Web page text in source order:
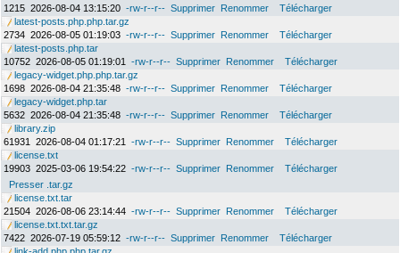
1215 2026-08-04 13:15:20 -rw-r--r-- Supprimer Renommer
Télécharger
latest-posts.php.php.tar.gz
2734 2026-08-05 01:19:03 -rw-r--r-- Supprimer Renommer
Télécharger
latest-posts.php.tar
10752 2026-08-05 01:19:01 -rw-r--r-- Supprimer Renommer
Télécharger
legacy-widget.php.php.tar.gz
1698 2026-08-04 21:35:48 -rw-r--r-- Supprimer Renommer
Télécharger
legacy-widget.php.tar
5632 2026-08-04 21:35:48 -rw-r--r-- Supprimer Renommer
Télécharger
library.zip
61931
2026-08-04 01:17:21 -rw-r--r-- Supprimer Renommer
Télécharger
license.txt
19903 2025-03-06 19:54:22 -rw-r--r-- Supprimer Renommer
Télécharger
Presser .tar.gz
license.txt.tar
21504 2026-08-06 23:14:44 -rw-r--r-- Supprimer Renommer
Télécharger
license.txt.txt.tar.gz
7422 2026-07-19 05:59:12 -rw-r--r-- Supprimer Renommer
Télécharger